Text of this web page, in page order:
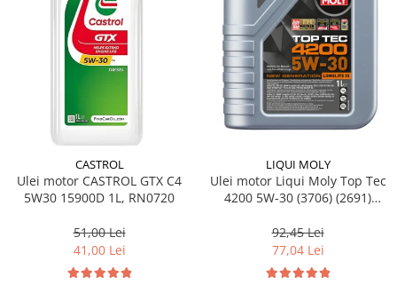
CASTROL
Ulei motor CASTROL GTX C4
5W30 15900D 1L, RN0720
51,00 Lei
41,00 Lei
LIQUI MOLY
Ulei motor Liqui Moly Top Tec
4200 5W-30 (3706) (2691)
92,45 Lei
77,04 Lei